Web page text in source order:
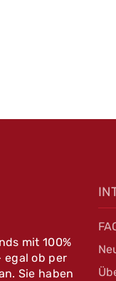
mit 100%
egal ob per
Sie haben